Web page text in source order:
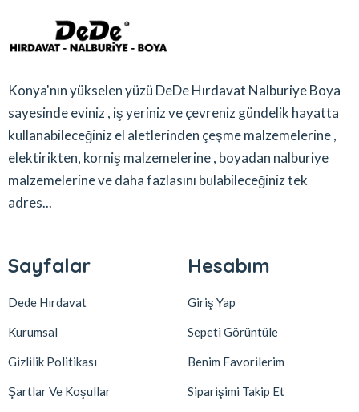
Konya'nın yükselen yüzü DeDe Hırdavat Nalburiye Boya
sayesinde eviniz , iş yeriniz ve çevreniz gündelik hayatta
kullanabileceğiniz el aletlerinden çeşme malzemelerine ,
elektirikten, korniş malzemelerine , boyadan nalburiye
malzemelerine ve daha fazlasını bulabileceğiniz tek
adres...
Sayfalar
Dede Hırdavat
Kurumsal
Gizlilik Politikası
Şartlar Ve Koşullar
Hesabım
Giriş Yap
Sepeti Görüntüle
Benim Favorilerim
Siparişimi Takip Et